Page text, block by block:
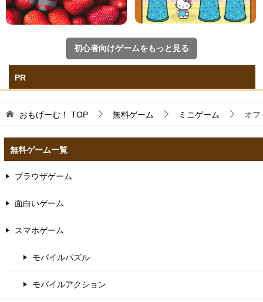
初心者向けゲームをもっと見る
PR
おもげーむ！ TOP 無料ゲーム ミニゲーム オフ
無料ゲーム一覧
ブラウザゲーム
面白いゲーム
スマホゲーム
モバイルパズル
モバイルアクション